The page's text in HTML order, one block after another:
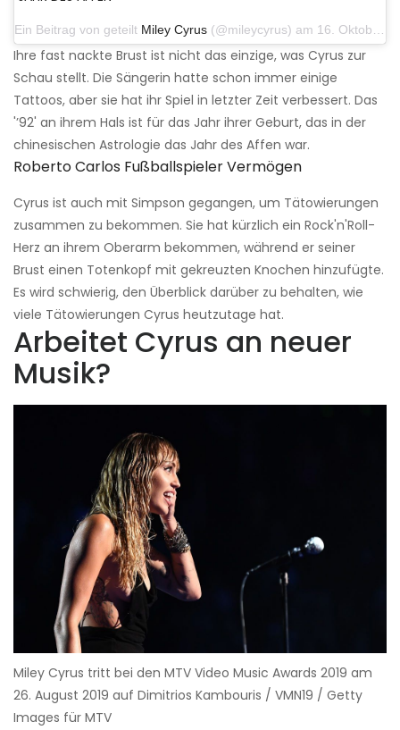
Ein Beitrag von geteilt Miley Cyrus (@mileycyrus) am 16. Oktober 2019 um 19:04 Uhr PDT
Ihre fast nackte Brust ist nicht das einzige, was Cyrus zur
Schau stellt. Die Sängerin hatte schon immer einige
Tattoos, aber sie hat ihr Spiel in letzter Zeit verbessert. Das
'’92' an ihrem Hals ist für das Jahr ihrer Geburt, das in der
chinesischen Astrologie das Jahr des Affen war.
Roberto Carlos Fußballspieler Vermögen
Cyrus ist auch mit Simpson gegangen, um Tätowierungen
zusammen zu bekommen. Sie hat kürzlich ein Rock'n'Roll-
Herz an ihrem Oberarm bekommen, während er seiner
Brust einen Totenkopf mit gekreuzten Knochen hinzufügte.
Es wird schwierig, den Überblick darüber zu behalten, wie
viele Tätowierungen Cyrus heutzutage hat.
Arbeitet Cyrus an neuer
Musik?
Miley Cyrus tritt bei den MTV Video Music Awards 2019 am
26. August 2019 auf Dimitrios Kambouris / VMN19 / Getty
Images für MTV